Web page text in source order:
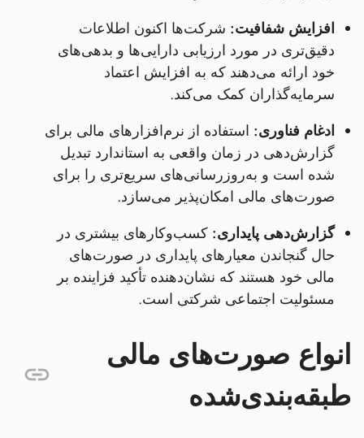
افزایش شفافیت: شرکت‌ها اکنون اطلاعات
دقیق‌تری در مورد ارزیابی دارایی‌ها و بدهی‌های
خود ارائه می‌دهند که به افزایش اعتماد
سرمایه‌گذاران کمک می‌کند.
ادغام فناوری: استفاده از نرم‌افزارهای مالی برای
گزارش‌دهی در زمان واقعی به استاندارد تبدیل
شده است و به‌روزرسانی‌های سریع‌تری را برای
صورت‌های مالی امکان‌پذیر می‌سازد.
گزارش‌دهی پایداری: کسب‌وکارهای بیشتری در
حال گنجاندن معیارهای پایداری در صورت‌های
مالی خود هستند که نشان‌دهنده تأکید فزاینده بر
مسئولیت اجتماعی شرکتی است.
انواع صورت‌های مالی
طبقه‌بندی‌شده